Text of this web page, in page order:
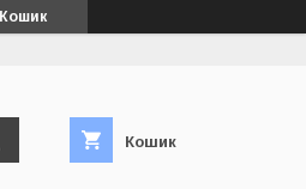
Кошик
Кошик